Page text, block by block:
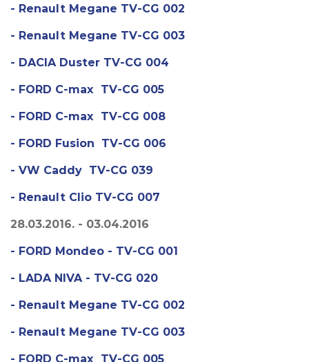
- Renault Megane TV-CG 002
- Renault Megane TV-CG 003
- DACIA Duster TV-CG 004
- FORD C-max TV-CG 005
- FORD C-max TV-CG 008
- FORD Fusion TV-CG 006
- VW Caddy TV-CG 039
- Renault Clio TV-CG 007
28.03.2016. - 03.04.2016
- FORD Mondeo - TV-CG 001
- LADA NIVA - TV-CG 020
- Renault Megane TV-CG 002
- Renault Megane TV-CG 003
- FORD C-max TV-CG 005